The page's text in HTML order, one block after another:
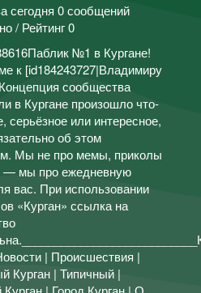
сегодня 0 сообщений
/ Рейтинг 0
№1 в Кургане!
к [id184243727|Владимиру
сообщества
в Кургане произошло что-
серьёзное или интересное,
об этом
Мы не про мемы, приколы
— мы про ежедневную
вас. При использовании
«Курган» ссылка на
| Происшествия |
Курган | Типичный |